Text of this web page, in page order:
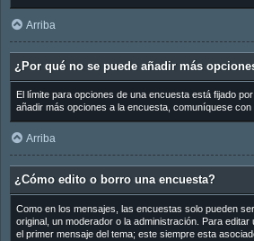
Arriba
¿Por qué no se puede añadir más
El límite para opciones de una encuesta está fijado
añadir más opciones a la encuesta, comuníquese con
Arriba
¿Cómo edito o borro una encuesta?
Como en los mensajes, las encuestas solo pueden
original, un moderador o la administración. Para
el primer mensaje del tema; este siempre esta